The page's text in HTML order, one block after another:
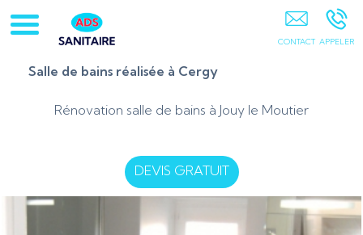
Salle de bains réalisée à Cergy
Rénovation salle de bains à Jouy le Moutier
DEVIS GRATUIT